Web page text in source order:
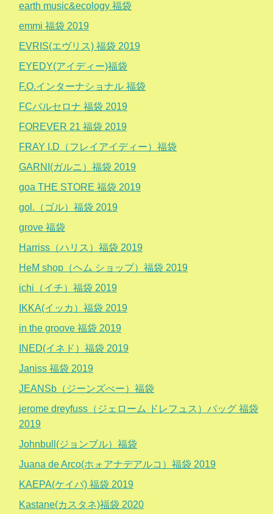
earth music&ecology 福袋
emmi 福袋 2019
EVRIS(エヴリス) 福袋 2019
EYEDY(アイディー)福袋
F.O.インターナショナル 福袋
FCバルセロナ 福袋 2019
FOREVER 21 福袋 2019
FRAY I.D（フレイアイディー）福袋
GARNI(ガルニ）福袋 2019
goa THE STORE 福袋 2019
gol.（ゴル）福袋 2019
grove 福袋
Harriss（ハリス）福袋 2019
HeM shop（ヘム ショップ）福袋 2019
ichi（イチ）福袋 2019
IKKA(イッカ）福袋 2019
in the groove 福袋 2019
INED(イネド）福袋 2019
Janiss 福袋 2019
JEANSb（ジーンズべー）福袋
jerome dreyfuss（ジェローム ドレフュス）バッグ 福袋
2019
Johnbull(ジョンブル）福袋
Juana de Arco(ホォアナデアルコ）福袋 2019
KAEPA(ケイパ) 福袋 2019
Kastane(カスタネ)福袋 2020